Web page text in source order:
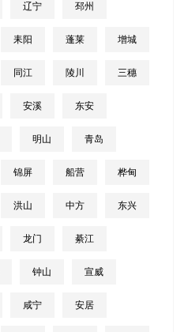
辽宁 邳州
耒阳 蓬莱 增城
同江 陵川 三穗
安溪 东安
明山 青岛
锦屏 船营 桦甸
洪山 中方 东兴
龙门 綦江
钟山 宣威
咸宁 安居